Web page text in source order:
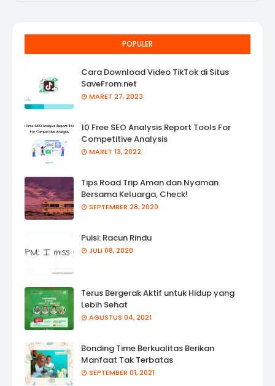
POPULER
Cara Download Video TikTok di Situs
SaveFrom.net
MARET 27, 2023
10 Free SEO Analysis Report Tools For
Competitive Analysis
MARET 13, 2022
Tips Road Trip Aman dan Nyaman
Bersama Keluarga, Check!
SEPTEMBER 28, 2020
Puisi: Racun Rindu
JULI 08, 2020
Terus Bergerak Aktif untuk Hidup yang
Lebih Sehat
AGUSTUS 04, 2021
Bonding Time Berkualitas Berikan
Manfaat Tak Terbatas
SEPTEMBER 01, 2021